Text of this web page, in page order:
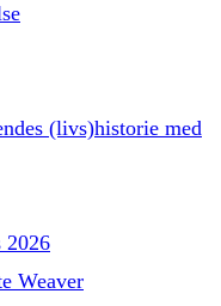
(livs)historie med
2026
Weaver